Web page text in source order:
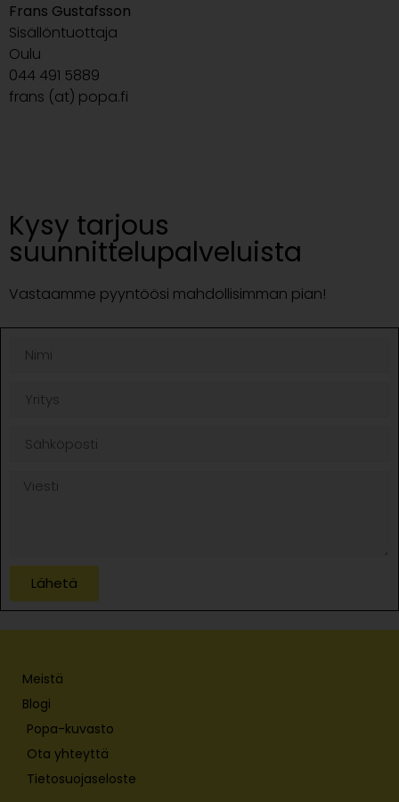
Frans Gustafsson
Sisällöntuottaja
Oulu
044 491 5889
frans (at) popa.fi
Kysy tarjous
suunnittelupalveluista
Vastaamme pyyntöösi mahdollisimman pian!
Lähetä
Meistä
Blogi
Popa-kuvasto
Ota yhteyttä
Tietosuojaseloste